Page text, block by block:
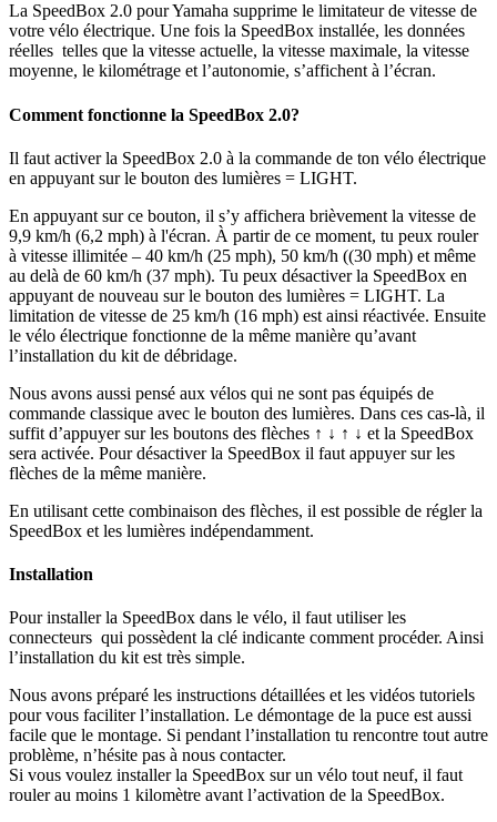
La SpeedBox 2.0 pour Yamaha supprime le limitateur de vitesse de
votre vélo électrique. Une fois la SpeedBox installée, les données
réelles telles que la vitesse actuelle, la vitesse maximale, la vitesse
moyenne, le kilométrage et l’autonomie, s’affichent à l’écran.
Comment fonctionne la SpeedBox 2.0?
Il faut activer la SpeedBox 2.0 à la commande de ton vélo électrique
en appuyant sur le bouton des lumières = LIGHT.
En appuyant sur ce bouton, il s’y affichera brièvement la vitesse de
9,9 km/h (6,2 mph) à l'écran. À partir de ce moment, tu peux rouler
à vitesse illimitée – 40 km/h (25 mph), 50 km/h ((30 mph) et même
au delà de 60 km/h (37 mph). Tu peux désactiver la SpeedBox en
appuyant de nouveau sur le bouton des lumières = LIGHT. La
limitation de vitesse de 25 km/h (16 mph) est ainsi réactivée. Ensuite
le vélo électrique fonctionne de la même manière qu’avant
l’installation du kit de débridage.
Nous avons aussi pensé aux vélos qui ne sont pas équipés de
commande classique avec le bouton des lumières. Dans ces cas-là, il
suffit d’appuyer sur les boutons des flèches ↑ ↓ ↑ ↓ et la SpeedBox
sera activée. Pour désactiver la SpeedBox il faut appuyer sur les
flèches de la même manière.
En utilisant cette combinaison des flèches, il est possible de régler la
SpeedBox et les lumières indépendamment.
Installation
Pour installer la SpeedBox dans le vélo, il faut utiliser les
connecteurs qui possèdent la clé indicante comment procéder. Ainsi
l’installation du kit est très simple.
Nous avons préparé les instructions détaillées et les vidéos tutoriels
pour vous faciliter l’installation. Le démontage de la puce est aussi
facile que le montage. Si pendant l’installation tu rencontre tout autre
problème, n’hésite pas à nous contacter.
Si vous voulez installer la SpeedBox sur un vélo tout neuf, il faut
rouler au moins 1 kilomètre avant l’activation de la SpeedBox.